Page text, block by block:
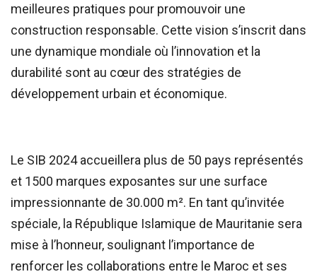
meilleures pratiques pour promouvoir une
construction responsable. Cette vision s’inscrit dans
une dynamique mondiale où l’innovation et la
durabilité sont au cœur des stratégies de
développement urbain et économique.
Le SIB 2024 accueillera plus de 50 pays représentés
et 1500 marques exposantes sur une surface
impressionnante de 30.000 m². En tant qu’invitée
spéciale, la République Islamique de Mauritanie sera
mise à l’honneur, soulignant l’importance de
renforcer les collaborations entre le Maroc et ses